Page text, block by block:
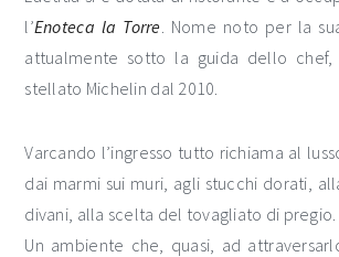
l’Enoteca la Torre. Nome noto per la
attualmente sotto la guida dello chef,
stellato Michelin dal 2010.
Varcando l’ingresso tutto richiama al
dai marmi sui muri, agli stucchi dorati,
divani, alla scelta del tovagliato di pregio.
Un ambiente che, quasi, ad